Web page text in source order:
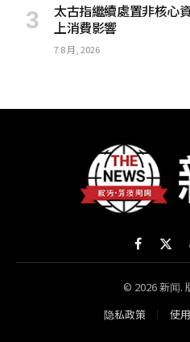
太古指繼續處置非核心
上消費影響
7 8 月, 2026
Facebook
X
© 2026 新闻.
隐私政策
使